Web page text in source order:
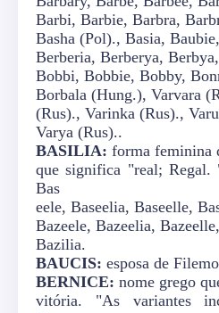
Barbi, Barbie, Barbra,
Basha (Pol)., Basia,
Berberia, Berberya,
Bobbi, Bobbie, Bobby,
Borbala (Hung.), Varvara
(Rus)., Varinka (Rus).,
Varya (Rus)..
BASILIA: forma feminina
que significa "real; Regal.
Bas
eele, Baseelia, Baseelle,
Bazeele, Bazeelia,
Bazilia.
BAUCIS: esposa de
BERNICE: nome grego
vitória. "As variantes